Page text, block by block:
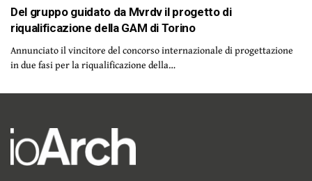
Del gruppo guidato da Mvrdv il progetto di
riqualificazione della GAM di Torino
Annunciato il vincitore del concorso internazionale di progettazione
in due fasi per la riqualificazione della…